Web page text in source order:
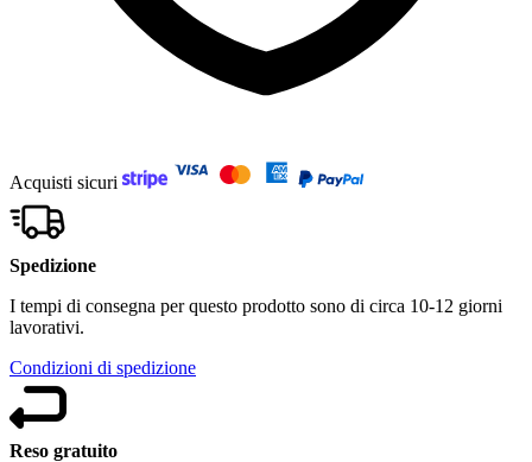
Acquisti sicuri
Spedizione
I tempi di consegna per questo prodotto sono di circa 10-12 giorni
lavorativi.
Condizioni di spedizione
Reso gratuito